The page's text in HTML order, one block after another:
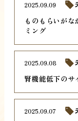
ものもらいがな
ミング
2025.09.09
腎機能低下のサ
2025.09.08
2025.09.07